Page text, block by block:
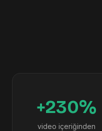
+230%
video içeriğinden